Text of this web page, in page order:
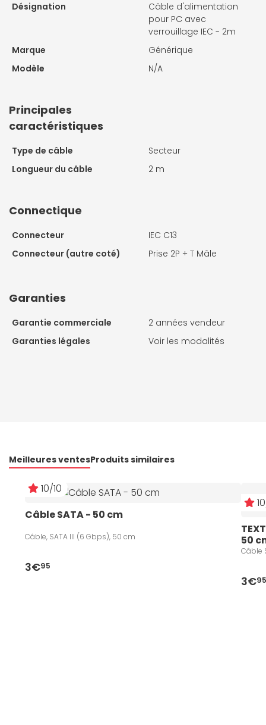
Désignation
Câble d'alimentation
pour PC avec
verrouillage IEC - 2m
Marque
Générique
Modèle
N/A
Principales
caractéristiques
Type de câble
Secteur
Longueur du câble
2 m
Connectique
Connecteur
IEC C13
Connecteur (autre coté)
Prise 2P + T Mâle
Garanties
Garantie commerciale
2 années vendeur
Garanties légales
Voir les modalités
Meilleures ventesProduits similaires
10/10
Câble SATA - 50 cm
Câble, SATA III (6 Gbps), 50 cm
3€95
50
Câble
3€